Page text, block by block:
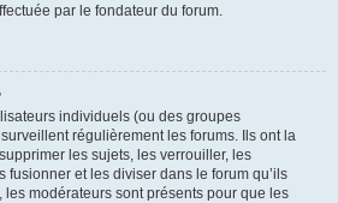
par le fondateur du forum.
individuels (ou des groupes
régulièrement les forums. Ils ont la
les sujets, les verrouiller, les
fusionner et les diviser dans le forum qu’ils
modérateurs sont présents pour que les